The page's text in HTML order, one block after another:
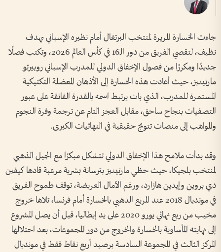
جاءت الخسارة المريرة لمنتخب البرتغال أمام نظيره الإسباني بهدف
نظيف، لتقصي الفريق من دور الـ16 في كأس العالم 2026، وتكتب فصلًا
جديدًا ومكررًا من فصول الإخفاق الدولي للمدرب الإسباني روبيرتو
مارتينيز، حيث أعادت هذه الخسارة إلى الأذهان المعضلة التكتيكية
المستمرة للمدرب، الذي بات يرتبط اسمه بالقدرة الفائقة على عبور
التصفيات بنجاح ساحق، مقابل العجز التام عن ترجمة وفرة النجوم
والمواهب إلى منصات تتويج حقيقية في النهائيات الكبرى.
وقد بدأت ملامح هذا الإخفاق الدولي تتشكل مبكرًا مع الجيل الذهبي
لمنتخب بلجيكا، حيث حظي مارتينيز بترسانة بشرية مرعبة قادها كيفين
دي بروين وإيدين هازارد، ورغم الآمال العريضة، توقف طموح الفريق
في مونديال 2018 عند المربع الذهبي بالخسارة أمام فرنسا، تلاها خروج
مخيب من ربع نهائي يورو 2020 على يد إيطاليا، قبل أن يصل المشروع
إلى نهايته المأساوية بالخسارة والخروج من دور المجموعات، بعد احتلالها
المركز الثالث في المجموعة السادسة برصيد أربع نقاط فقط في مونديال